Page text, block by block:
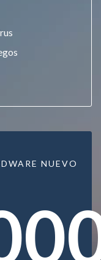
NUEVO